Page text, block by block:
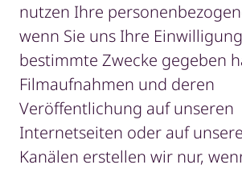
nutzen Ihre
wenn Sie uns Ihre
bestimmte Zwecke gegeben
Filmaufnahmen und deren
Veröffentlichung auf unseren
Internetseiten oder auf
Kanälen erstellen wir nur,